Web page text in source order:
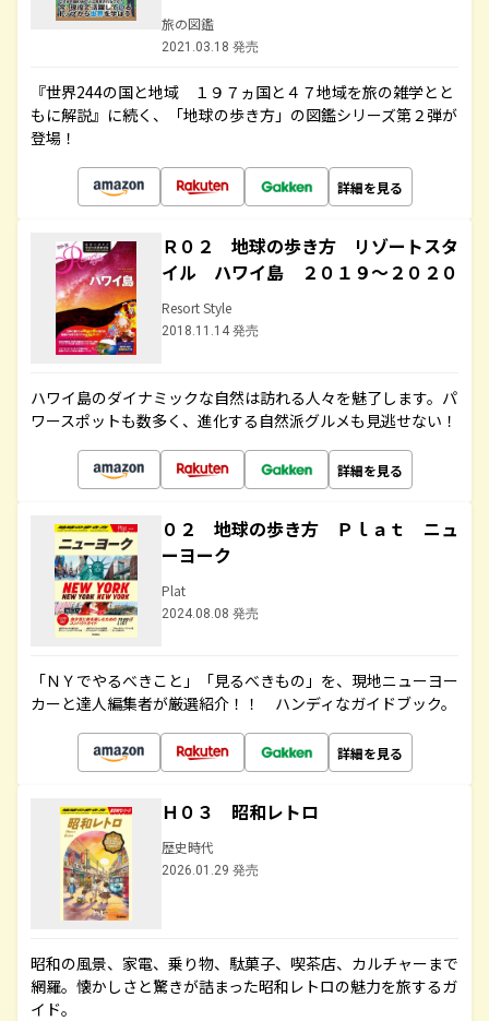
旅の図鑑
2021.03.18 発売
『世界244の国と地域 １９７ヵ国と４７地域を旅の雑学とと
もに解説』に続く、「地球の歩き方」の図鑑シリーズ第２弾が
登場！
詳細を見る
Ｒ０２ 地球の歩き方 リゾートスタ
イル ハワイ島 ２０１９～２０２０
Resort Style
2018.11.14 発売
ハワイ島のダイナミックな自然は訪れる人々を魅了します。パ
ワースポットも数多く、進化する自然派グルメも見逃せない！
詳細を見る
０２ 地球の歩き方 Ｐｌａｔ ニュ
ーヨーク
Plat
2024.08.08 発売
「ＮＹでやるべきこと」「見るべきもの」を、現地ニューヨー
カーと達人編集者が厳選紹介！！ ハンディなガイドブック。
詳細を見る
Ｈ０３ 昭和レトロ
歴史時代
2026.01.29 発売
昭和の風景、家電、乗り物、駄菓子、喫茶店、カルチャーまで
網羅。懐かしさと驚きが詰まった昭和レトロの魅力を旅するガ
イド。